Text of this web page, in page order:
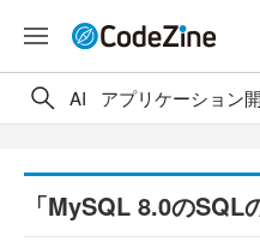
AI アプリケーション
「MySQL 8.0の